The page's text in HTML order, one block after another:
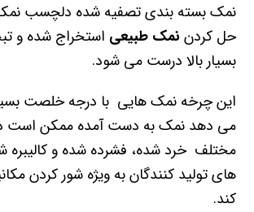
نمک بسته بندی تصفیه شده دلچسب
حل کردن نمک طبیعی استخراج شده و
بسیار بالا درست می شود.
این چرخه نمک هایی با درجه خلصت بسیار
می دهد نمک به دست آمده ممکن است
مختلف خرد شده، فشرده شده و کالیبره
های تولید کنندگان به ویژه شور کردن
کند.